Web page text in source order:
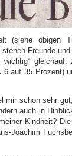
(siehe obigen
Freunde
wichtig“
auf 35 Prozent)
mir schon sehr
auch in
Kindheit?
Joachim